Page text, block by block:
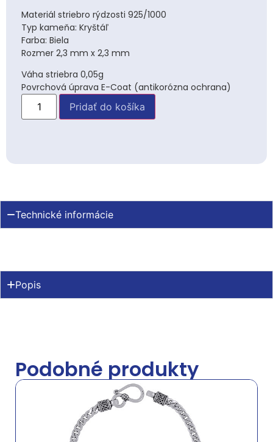
Materiál striebro rýdzosti 925/1000
Typ kameňa: Kryštáľ
Farba: Biela
Rozmer 2,3 mm x 2,3 mm
Váha striebra 0,05g
Povrchová úprava E-Coat (antikorózna ochrana)
Pridať do košíka
Technické informácie
Popis
Podobné produkty